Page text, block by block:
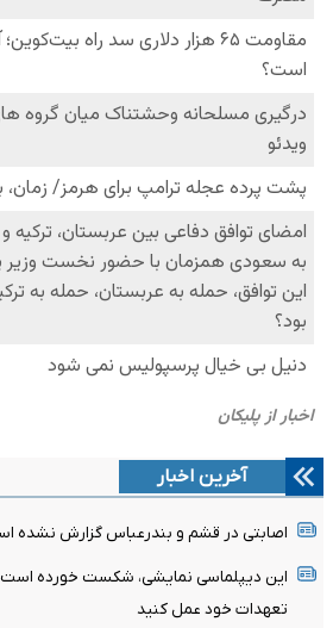
آخرین اخبار
اصابتی در قشم و بندرعباس گزارش نشده است؛ ۱۵
این دیپلماسی نمایشی، شکست خورده است/
تعهدات خود عمل کنید